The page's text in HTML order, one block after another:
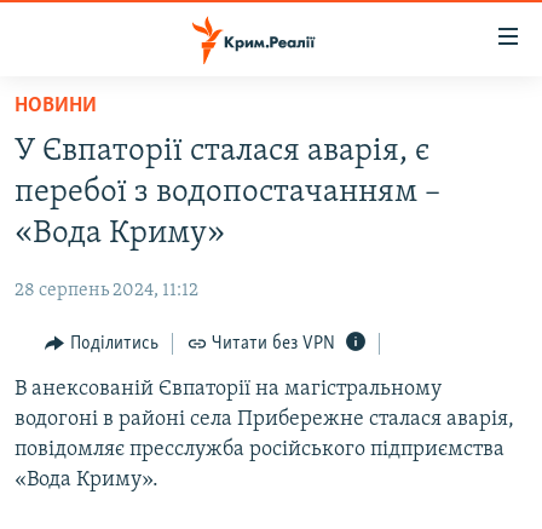
Перейти
основного
матеріалу
Перейти
до
основної
навігації
Перейти
пошуку
ВОДА.КРИМ
ВІДЕО ТА ФОТО
БЛОГИ
ПОГЛЯД
ІНТЕРВ'Ю
ВСЕ ЗА ДЕНЬ
СПЕЦПРОЕКТИ
НОВИНИ
У Євпаторії сталася аварія, є
перебої з водопостачанням –
«Вода Криму»
28 серпень 2024, 11:12
Поділитись Читати без VPN
В анексованій Євпаторії на магістральному
водогоні в районі села Прибережне сталася аварія,
повідомляє пресслужба російського підприємства
«Вода Криму».